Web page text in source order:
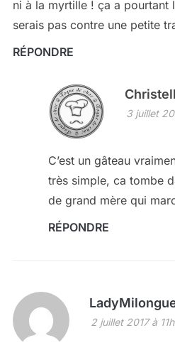
ni à la myrtille ! ça a pourtant
serais pas contre une petite
RÉPONDRE
3 juillet
C’est un gâteau
très simple, ca tombe
de grand mère qui
RÉPONDRE
2 juillet 2017 à